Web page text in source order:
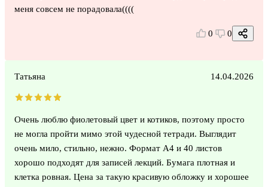
меня совсем не порадовала((((
0 0
Татьяна 14.04.2026
Очень люблю фиолетовый цвет и котиков, поэтому просто
не могла пройти мимо этой чудесной тетради. Выглядит
очень мило, стильно, нежно. Формат А4 и 40 листов
хорошо подходят для записей лекций. Бумага плотная и
клетка ровная. Цена за такую красивую обложку и хорошее